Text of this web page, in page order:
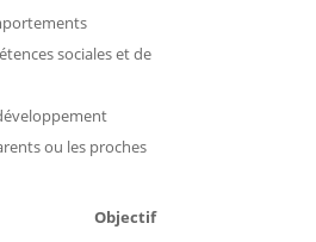
sociales et de
ou les proches
Objectif